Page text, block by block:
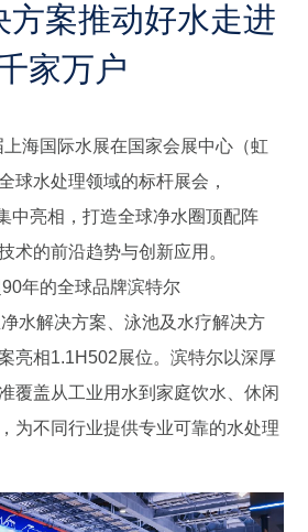
方案推动好水走进
家万户
海国际水展在国家会展中心（虹
球水处理领域的标杆展会，
中亮相，打造全球净水圈顶配阵
术的前沿趋势与创新应用。
年的全球品牌滨特尔
净水解决方案、泳池及水疗解决方
亮相1.1H502展位。滨特尔以深厚
覆盖从工业用水到家庭饮水、休闲
为不同行业提供专业可靠的水处理